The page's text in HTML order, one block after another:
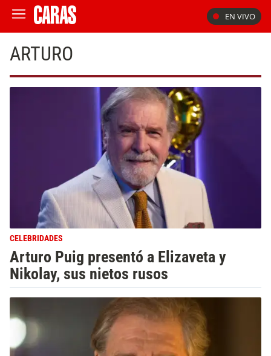
EN VIVO
ARTURO
CELEBRIDADES
Arturo Puig presentó a Elizaveta y
Nikolay, sus nietos rusos